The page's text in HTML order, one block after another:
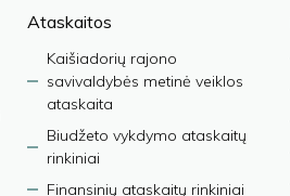
Ataskaitos
Kaišiadorių rajono
savivaldybės metinė veiklos
ataskaita
Biudžeto vykdymo ataskaitų
rinkiniai
Finansinių ataskaitų rinkiniai